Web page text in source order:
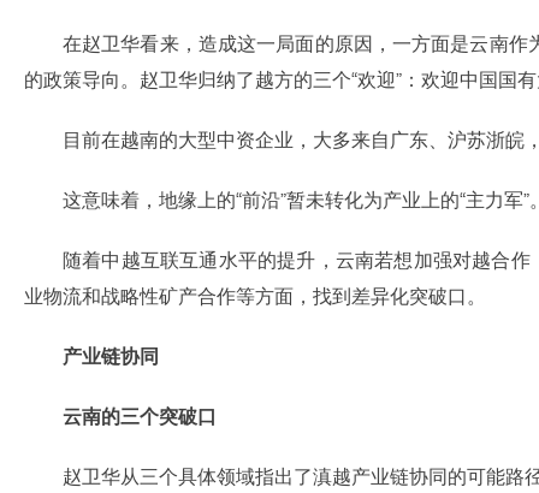
在赵卫华看来，造成这一局面的原因，一方面是云南
的政策导向。赵卫华归纳了越方的三个“欢迎”：欢迎中国
目前在越南的大型中资企业，大多来自广东、沪苏浙
这意味着，地缘上的“前沿”暂未转化为产业上的“主力军”
随着中越互联互通水平的提升，云南若想加强对越合
业物流和战略性矿产合作等方面，找到差异化突破口。
产业链协同
云南的三个突破口
赵卫华从三个具体领域指出了滇越产业链协同的可能路